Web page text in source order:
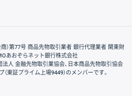
）第77号 商品先物取引業者 銀行代理業者 関東財
あおぞらネット銀行株式会社
法人 金融先物取引業協会、日本商品先物取引協会
東証プライム上場9449）のメンバーです。